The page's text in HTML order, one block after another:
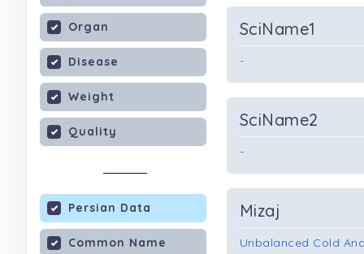
Organ
Disease
Weight
Quality
Persian Data
Common Name
SciName1
-
SciName2
-
Mizaj
Unbalanced Cold